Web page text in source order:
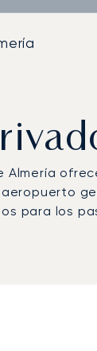
Almería
para los